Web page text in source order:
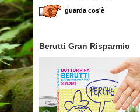
guarda cos'è
Berutti Gran Risparmio